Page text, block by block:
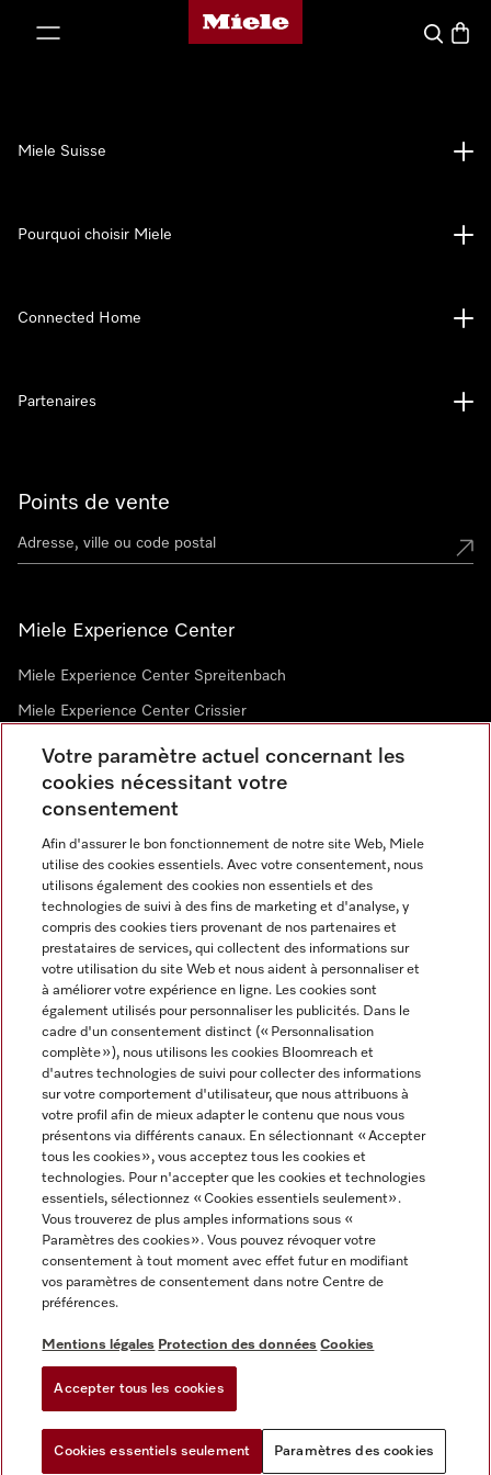
Page d'accueil de Miele
Search
Points de vente
Miele Experience Center
Miele Experience Center Spreitenbach
Miele Experience Center Crissier
Newsletter
Langue
FRANÇAIS
Miele Suisse
Pourquoi choisir Miele
Connected Home
Partenaires
Mentions légales
CGV
Protection des données
Paramètres des cookies
Miele sur Youtube
Votre paramètre actuel concernant les
cookies nécessitant votre
consentement
Afin d'assurer le bon fonctionnement de notre site Web, Miele
utilise des cookies essentiels. Avec votre consentement, nous
utilisons également des cookies non essentiels et des
technologies de suivi à des fins de marketing et d'analyse, y
compris des cookies tiers provenant de nos partenaires et
prestataires de services, qui collectent des informations sur
votre utilisation du site Web et nous aident à personnaliser et
à améliorer votre expérience en ligne. Les cookies sont
également utilisés pour personnaliser les publicités. Dans le
cadre d'un consentement distinct (« Personnalisation
complète »), nous utilisons les cookies Bloomreach et
d'autres technologies de suivi pour collecter des informations
sur votre comportement d'utilisateur, que nous attribuons à
votre profil afin de mieux adapter le contenu que nous vous
présentons via différents canaux. En sélectionnant « Accepter
tous les cookies », vous acceptez tous les cookies et
technologies. Pour n'accepter que les cookies et technologies
essentiels, sélectionnez « Cookies essentiels seulement».
Vous trouverez de plus amples informations sous «
Paramètres des cookies ». Vous pouvez révoquer votre
consentement à tout moment avec effet futur en modifiant
vos paramètres de consentement dans notre Centre de
préférences.
Mentions légales Protection des données Cookies
Accepter tous les cookies
Cookies essentiels seulement Paramètres des cookies